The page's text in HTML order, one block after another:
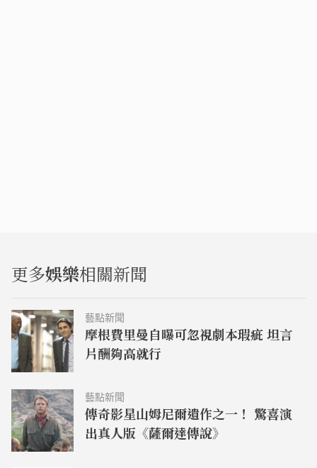
更多娛樂相關新聞
藝點新聞
摩根費里曼自曝可忽視劇本瑕疵 坦言
片酬夠高就行
藝點新聞
傳奇影星山姆尼爾遺作之一！ 驚喜演
出真人版《薩爾達傳說》